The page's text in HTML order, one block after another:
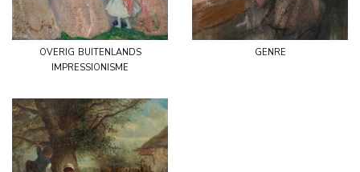
overig buitenlands
impressionisme
genre